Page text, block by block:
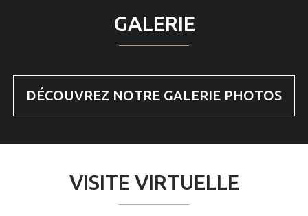
GALERIE
DÉCOUVREZ NOTRE GALERIE PHOTOS
VISITE VIRTUELLE